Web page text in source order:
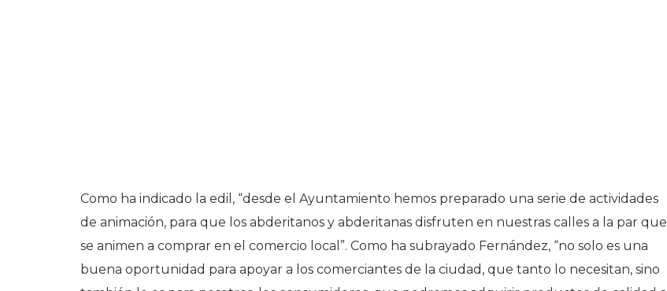
Como ha indicado la edil, “desde el Ayuntamiento hemos preparado una serie de actividades
de animación, para que los abderitanos y abderitanas disfruten en nuestras calles a la par que
se animen a comprar en el comercio local”. Como ha subrayado Fernández, “no solo es una
buena oportunidad para apoyar a los comerciantes de la ciudad, que tanto lo necesitan, sino